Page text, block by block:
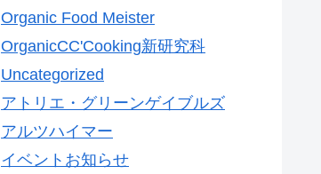
Organic Food Meister
OrganicCC'Cooking新研究科
Uncategorized
アトリエ・グリーンゲイブルズ
アルツハイマー
イベントお知らせ